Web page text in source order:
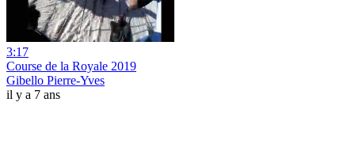
3:17
Course de la Royale 2019
Gibello Pierre-Yves
il y a 7 ans